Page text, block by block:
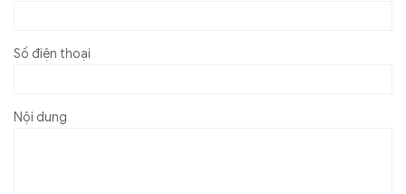
Số điện thoại
Nội dung